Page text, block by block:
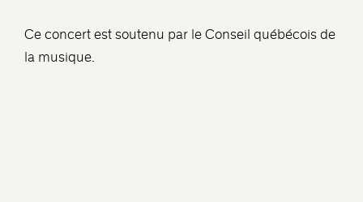
Ce concert est soutenu par le Conseil québécois de
la musique.